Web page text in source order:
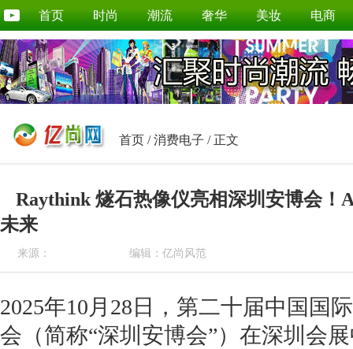
首页 时尚 潮流 奢华 美妆 电商
首页 /消费电子 / 正文
Raythink 燧石热像仪亮相深圳安博会！
未来
来源： 编辑：亿尚风范
2025年10月28日，第二十届中国国
会（简称“深圳安博会”）在深圳会